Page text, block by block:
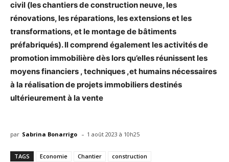
civil (les chantiers de construction neuve, les
rénovations, les réparations, les extensions et les
transformations, et le montage de bâtiments
préfabriqués). Il comprend également les activités de
promotion immobilière dès lors qu’elles réunissent les
moyens financiers , techniques ,et humains nécessaires
à la réalisation de projets immobiliers destinés
ultérieurement à la vente
par Sabrina Bonarrigo - 1 août 2023 à 10h25
TAGS Economie Chantier construction